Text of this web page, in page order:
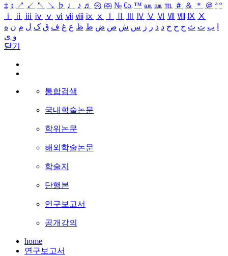
‡ ↕ ↗ ↙ ↖ ↘ ♭ ♩ ♪ ♬ ㉿ ㈜ № ㏇ ™ ㏂ ㏘ ℡ ＃ ＆ ＊ ＠ ª º
ⅰ
ⅱ ⅲ ⅳ ⅴ ⅵ ⅶ ⅷ ⅸ ⅹ Ⅳ Ⅴ Ⅵ Ⅶ Ⅷ Ⅸ Ⅹ
ب ت ث ج ح خ د ذ ر ز س ش ص ض ط ظ ع غ ف ق ک ل م ن ه
و ی
닫기
통합검색
국내학술논문
학위논문
해외학술논문
학술지
단행본
연구보고서
공개강의
home
연구보고서